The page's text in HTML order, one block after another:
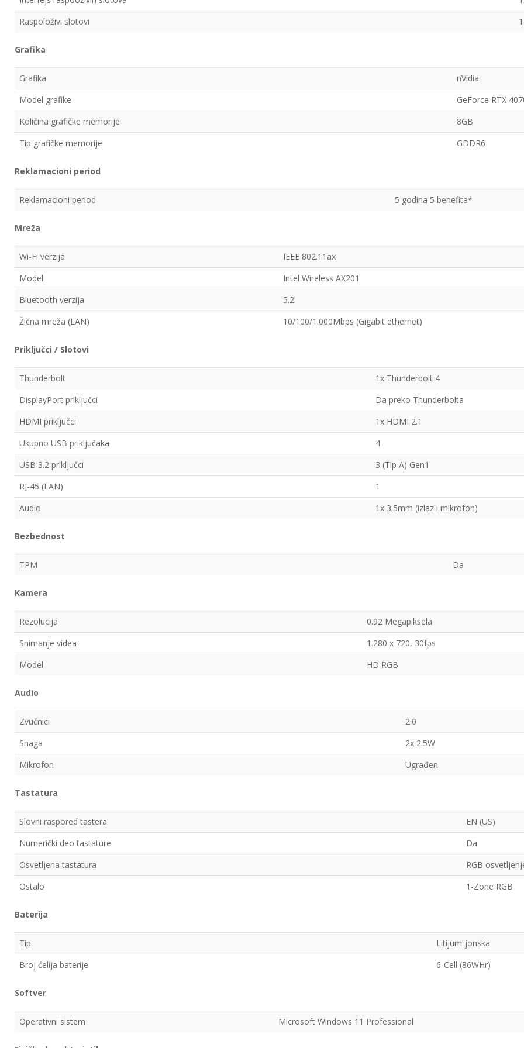
Raspoloživi slotovi
1
Grafika
Grafika
nVidia
Model grafike
GeForce RTX
Količina grafičke memorije
8GB
Tip grafičke memorije
GDDR6
Reklamacioni period
Reklamacioni period 5 godina 5 benefita*
Mreža
Wi-Fi verzija
IEEE 802.11ax
Model
Intel Wireless AX201
Bluetooth verzija
5.2
Žična mreža (LAN)
10/100/1.000Mbps (Gigabit ethernet)
Priključci / Slotovi
Thunderbolt
1x Thunderbolt 4
DisplayPort priključci
Da preko Thunderbolta
HDMI priključci
1x HDMI 2.1
Ukupno USB priključaka
4
USB 3.2 priključci
3 (Tip A) Gen1
RJ-45 (LAN)
1
Audio
1x 3.5mm (izlaz i mikrofon)
Bezbednost
TPM Da
Kamera
Rezolucija
0.92 Megapiksela
Snimanje videa
1.280 x 720, 30fps
Model
HD RGB
Audio
Zvučnici
2.0
Snaga
2x 2.5W
Mikrofon
Ugrađen
Tastatura
Slovni raspored tastera
EN (US)
Numerički deo tastature
Da
Osvetljena tastatura
RGB
Ostalo
1-Zone RGB
Baterija
Tip
Litijum-jonska
Broj ćelija baterije
6-Cell (86WHr)
Softver
Operativni sistem Microsoft Windows 11 Professional